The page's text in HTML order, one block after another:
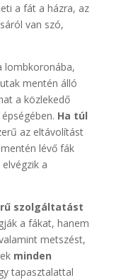
a fát a házra, az
van szó,
lombkoronába,
mentén álló
a közlekedő
Ha túl
az eltávolítást
lévő fák
a
szolgáltatást
a fákat, hanem
metszést,
minden
tapasztalattal